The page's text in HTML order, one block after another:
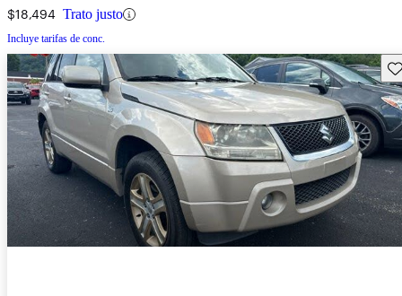
$18,494 Trato justo
Incluye tarifas de conc.